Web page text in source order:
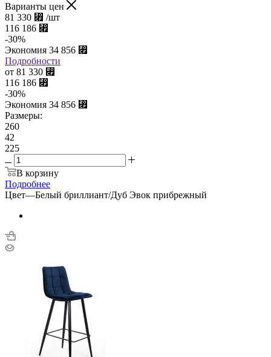
Варианты цен
81 330 ⃏ /шт
116 186 ⃏
-30%
Экономия 34 856 ⃏
Подробности
от 81 330 ⃏
116 186 ⃏
-30%
Экономия 34 856 ⃏
Размеры:
260
42
225
В корзину
Подробнее
Цвет—Белый бриллиант/Дуб Эвок прибрежный